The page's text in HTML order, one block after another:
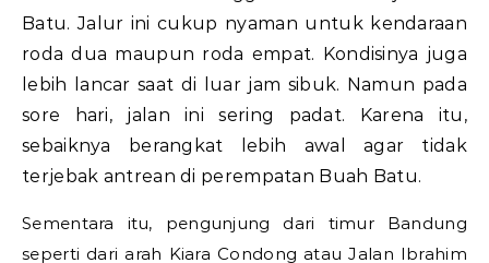
Batu. Jalur ini cukup nyaman untuk kendaraan
roda dua maupun roda empat. Kondisinya juga
lebih lancar saat di luar jam sibuk. Namun pada
sore hari, jalan ini sering padat. Karena itu,
sebaiknya berangkat lebih awal agar tidak
terjebak antrean di perempatan Buah Batu.
Sementara itu, pengunjung dari timur Bandung
seperti dari arah Kiara Condong atau Jalan Ibrahim